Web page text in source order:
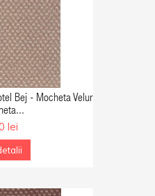
Bej - Mocheta Velur
lei